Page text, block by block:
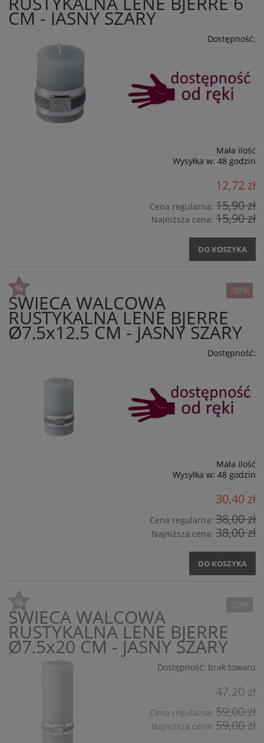
CM - JASNY SZARY
Dostępność:
Mała ilość
Wysyłka w: 48 godzin
12,72 zł
Cena regularna: 15,90 zł
Najniższa cena: 15,90 zł
DO KOSZYKA
ŚWIECA WALCOWA
RUSTYKALNA LENE BJERRE
Ø7,5x12,5 CM - JASNY SZARY
Dostępność:
Mała ilość
Wysyłka w: 48 godzin
30,40 zł
Cena regularna: 38,00 zł
Najniższa cena: 38,00 zł
DO KOSZYKA
-20%
ŚWIECA WALCOWA
RUSTYKALNA LENE BJERRE
Ø7,5x20 CM - JASNY SZARY
Dostępność: brak towaru
47,20 zł
Cena regularna: 59,00 zł
Najniższa cena: 59,00 zł
-20%